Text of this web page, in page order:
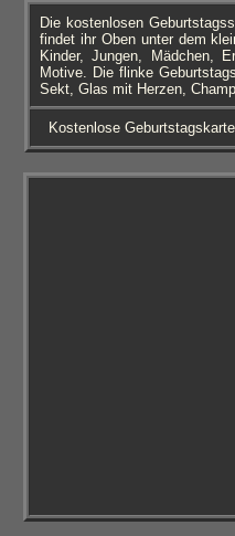
Die kostenlosen
findet ihr Oben unter dem
Kinder, Jungen, Mädchen,
Motive. Die flinke
Sekt, Glas mit Herzen,
Kostenlose